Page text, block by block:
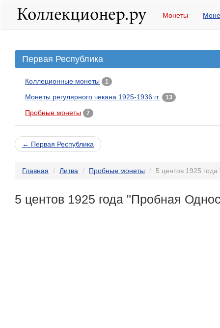
Монеты
Первая Республика
Коллеционные монеты 1
Монеты регулярного чекана 1925-1936 гг. 13
Пробные монеты 7
← Первая Республика
Главная Литва Пробные монеты 5 центов 1925
5 центов 1925 года "Пробная